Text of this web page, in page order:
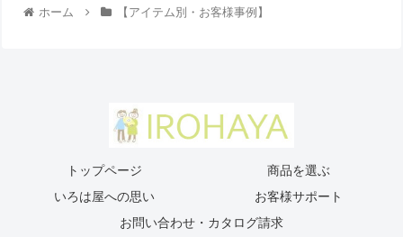
ホーム 【アイテム別・お客様事例】
トップページ
商品を選ぶ
いろは屋への思い
お客様サポート
お問い合わせ・カタログ請求